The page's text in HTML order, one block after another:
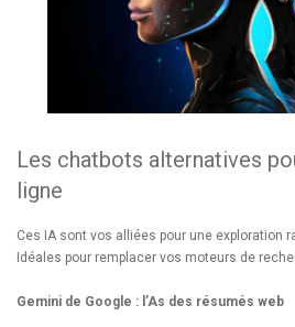
Les chatbots alternatives
ligne
Ces IA sont vos alliées pour une exploration
Idéales pour remplacer vos moteurs de
Gemini de Google : l’As des résumés web